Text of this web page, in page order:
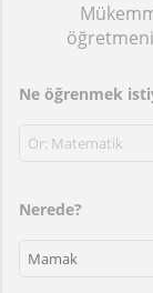
Ne öğrenmek
Nerede?